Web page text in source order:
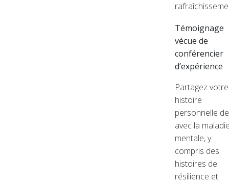
Témoignage
vécue de
conférencier
d’expérience
Partagez votre
histoire
personnelle
avec la
mentale, y
compris des
histoires de
résilience et